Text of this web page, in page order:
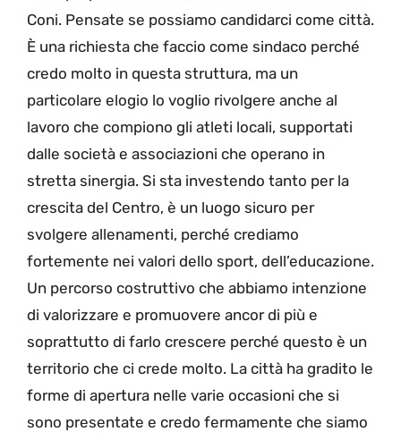
Coni. Pensate se possiamo candidarci come città.
È una richiesta che faccio come sindaco perché
credo molto in questa struttura, ma un
particolare elogio lo voglio rivolgere anche al
lavoro che compiono gli atleti locali, supportati
dalle società e associazioni che operano in
stretta sinergia. Si sta investendo tanto per la
crescita del Centro, è un luogo sicuro per
svolgere allenamenti, perché crediamo
fortemente nei valori dello sport, dell’educazione.
Un percorso costruttivo che abbiamo intenzione
di valorizzare e promuovere ancor di più e
soprattutto di farlo crescere perché questo è un
territorio che ci crede molto. La città ha gradito le
forme di apertura nelle varie occasioni che si
sono presentate e credo fermamente che siamo